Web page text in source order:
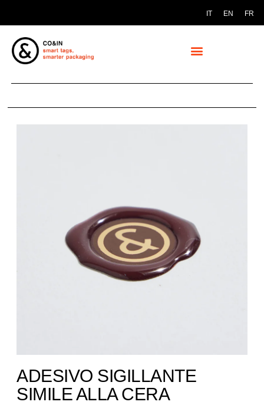
IT EN FR
ADESIVO SIGILLANTE
SIMILE ALLA CERA